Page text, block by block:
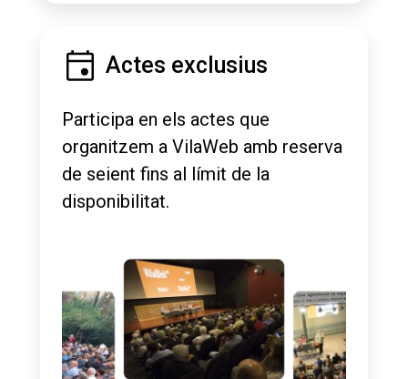
Actes exclusius
Participa en els actes que
organitzem a VilaWeb amb reserva
de seient fins al límit de la
disponibilitat.